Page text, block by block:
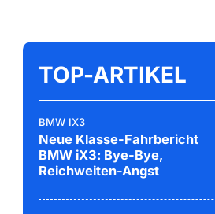
TOP-ARTIKEL
BMW IX3
Neue Klasse-Fahrbericht
BMW iX3: Bye-Bye,
Reichweiten-Angst